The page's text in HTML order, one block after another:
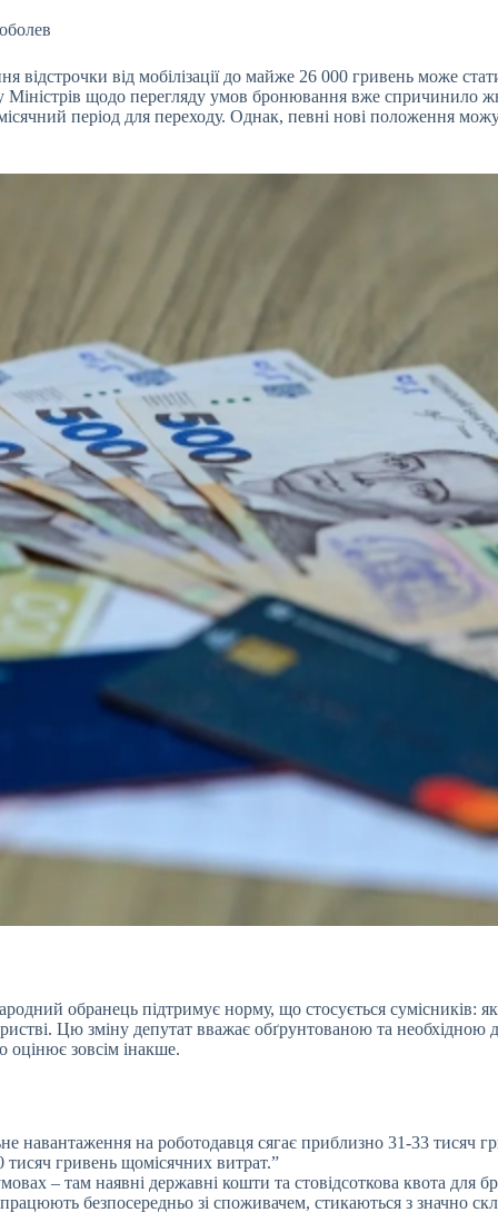
відстрочки від мобілізації до майже 26 000 гривень може
щодо перегляду умов бронювання вже спричинило
період для переходу. Однак, певні нові положення
обранець підтримує норму, що стосується
Цю зміну депутат вважає обґрунтованою та необхідною
оцінює зовсім інакше.
навантаження на роботодавця сягає приблизно 31-33 тисяч
гривень щомісячних витрат.”
– там наявні державні кошти та стовідсоткова квота для
безпосередньо зі споживачем, стикаються з значно